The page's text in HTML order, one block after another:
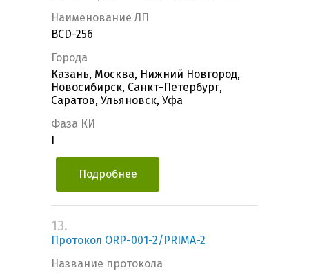
Наименование ЛП
BCD-256
Города
Казань, Москва, Нижний Новгород,
Новосибирск, Санкт-Петербург,
Саратов, Ульяновск, Уфа
Фаза КИ
Подробнее
13.
Протокол ORP-001-2/PRIMA-2
Название протокола